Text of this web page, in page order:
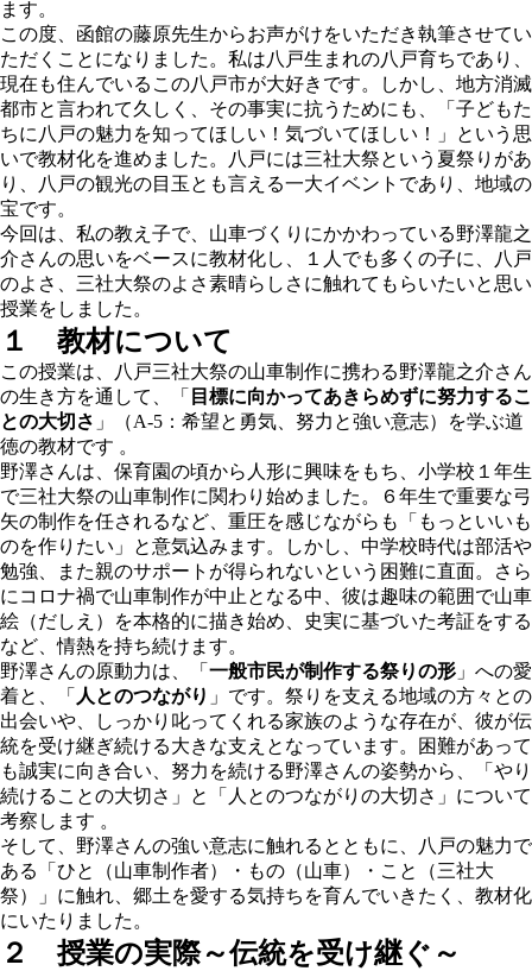
ます。
この度、函館の藤原先生からお声がけをいただき執筆させてい
ただくことになりました。私は八戸生まれの八戸育ちであり、
現在も住んでいるこの八戸市が大好きです。しかし、地方消滅
都市と言われて久しく、その事実に抗うためにも、「子どもた
ちに八戸の魅力を知ってほしい！気づいてほしい！」という思
いで教材化を進めました。八戸には三社大祭という夏祭りがあ
り、八戸の観光の目玉とも言える一大イベントであり、地域の
宝です。
今回は、私の教え子で、山車づくりにかかわっている野澤龍之
介さんの思いをベースに教材化し、１人でも多くの子に、八戸
のよさ、三社大祭のよさ素晴らしさに触れてもらいたいと思い
授業をしました。
１ 教材について
この授業は、八戸三社大祭の山車制作に携わる野澤龍之介さん
の生き方を通して、「 目標に向かってあきらめずに努力するこ
との大切さ 」（A-5：希望と勇気、努力と強い意志）を学ぶ道
徳の教材です 。
野澤さんは、保育園の頃から人形に興味をもち、小学校１年生
で三社大祭の山車制作に関わり始めました。６年生で重要な弓
矢の制作を任されるなど、重圧を感じながらも「もっといいも
のを作りたい」と意気込みます。しかし、中学校時代は部活や
勉強、また親のサポートが得られないという困難に直面。さら
にコロナ禍で山車制作が中止となる中、彼は趣味の範囲で山車
絵（だしえ）を本格的に描き始め、史実に基づいた考証をする
など、情熱を持ち続けます。
野澤さんの原動力は、
「 一般市民が制作する祭りの形 」 への愛
着と、
「 人とのつながり 」 です。祭りを支える地域の方々との
出会いや、しっかり叱ってくれる家族のような存在が、彼が伝
統を受け継ぎ続ける大きな支えとなっています。困難があって
も誠実に向き合い、努力を続ける野澤さんの姿勢から、「やり
続けることの大切さ」と「人とのつながりの大切さ」について
考察します 。
そして、野澤さんの強い意志に触れるとともに、八戸の魅力で
ある「ひと（山車制作者）・もの（山車）・こと（三社大
祭）」に触れ、郷土を愛する気持ちを育んでいきたく、教材化
にいたりました。
２ 授業の実際～伝統を受け継ぐ～